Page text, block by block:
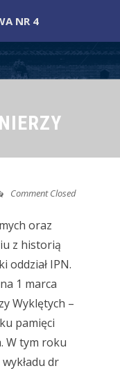
Comment Closed
oraz
z historią
oddział IPN.
1 marca
Wyklętych –
pamięci
W tym roku
dr
NR 4